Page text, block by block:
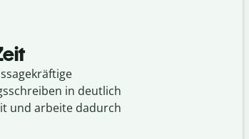
in deutlich
und arbeite dadurch